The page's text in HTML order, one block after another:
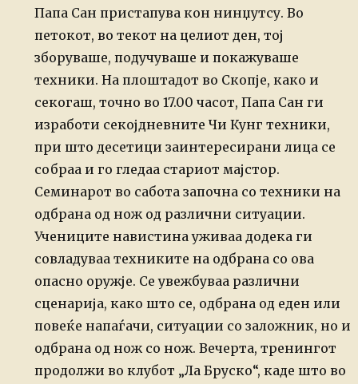
Папа Сан пристапува кон нинџутсу. Во
петокот, во текот на целиот ден, тој
зборуваше, подучуваше и покажуваше
техники. На плоштадот во Скопје, како и
секогаш, точно во 17.00 часот, Папа Сан ги
изработи секојдневните Чи Кунг техники,
при што десетици заинтересирани лица се
собраа и го гледаа стариот мајстор.
Семинарот во сабота започна со техники на
одбрана од нож од различни ситуации.
Учениците навистина уживаа додека ги
совладуваа техниките наодбрана со ова
опасно оружје. Се увежбуваа различни
сценарија, како што се, одбрана од еден или
повеќе напаѓачи, ситуации со заложник, но и
одбрана од нож со нож. Вечерта, тренингот
продолжи во клубот „ЛаБруско“, каде што во